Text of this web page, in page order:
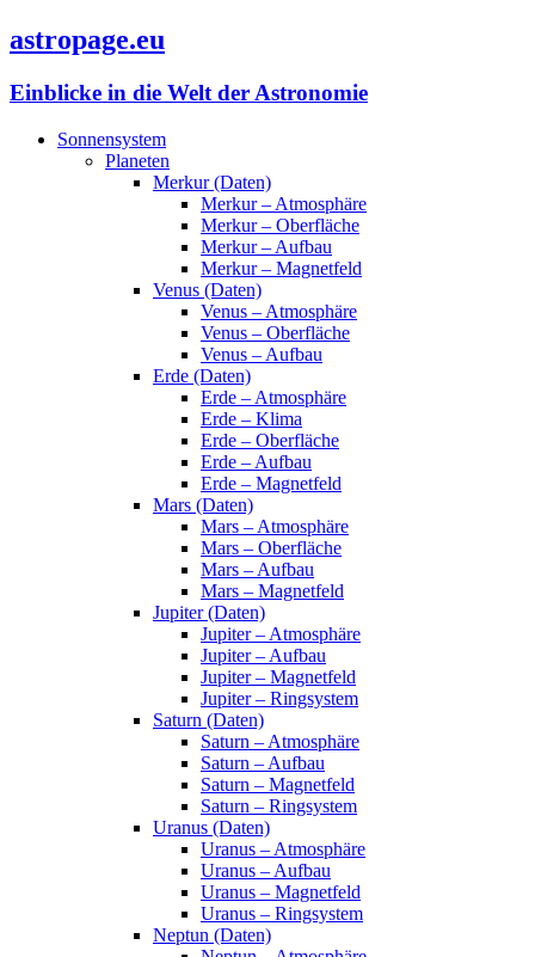
astropage.eu
Einblicke in die Welt der Astronomie
Sonnensystem
Planeten
Merkur (Daten)
Merkur – Atmosphäre
Merkur – Oberfläche
Merkur – Aufbau
Merkur – Magnetfeld
Venus (Daten)
Venus – Atmosphäre
Venus – Oberfläche
Venus – Aufbau
Erde (Daten)
Erde – Atmosphäre
Erde – Klima
Erde – Oberfläche
Erde – Aufbau
Erde – Magnetfeld
Mars (Daten)
Mars – Atmosphäre
Mars – Oberfläche
Mars – Aufbau
Mars – Magnetfeld
Jupiter (Daten)
Jupiter – Atmosphäre
Jupiter – Aufbau
Jupiter – Magnetfeld
Jupiter – Ringsystem
Saturn (Daten)
Saturn – Atmosphäre
Saturn – Aufbau
Saturn – Magnetfeld
Saturn – Ringsystem
Uranus (Daten)
Uranus – Atmosphäre
Uranus – Aufbau
Uranus – Magnetfeld
Uranus – Ringsystem
Neptun (Daten)